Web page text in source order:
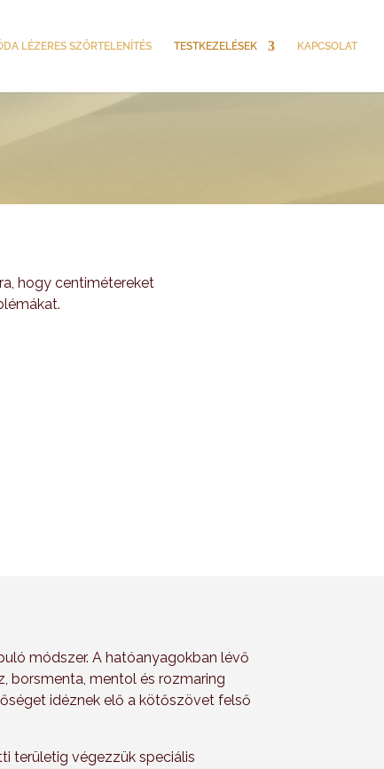
LÉZERES SZŐRTELENÍTÉS TESTKEZELÉSEK KAPCSOLAT
hogy centimétereket
módszer. A hatóanyagokban lévő
borsmenta, mentol és rozmaring
idéznek elő a kötőszövet felső
területig végezzük speciális